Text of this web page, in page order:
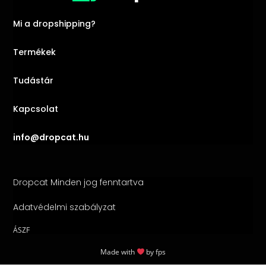
Mi a dropshipping?
Termékek
Tudástár
Kapcsolat
info@dropcat.hu
Dropcat Minden jog fenntartva
Adatvédelmi szabályzat
ÁSZF
Made with byfps